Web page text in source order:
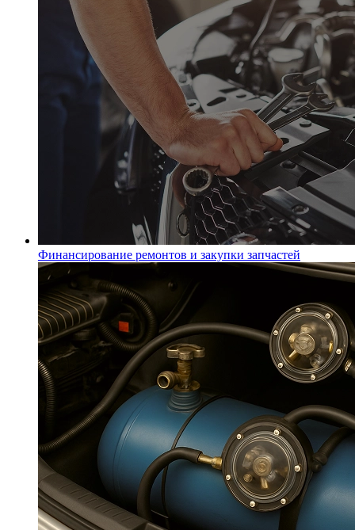
Финансирование ремонтов и закупки запчастей